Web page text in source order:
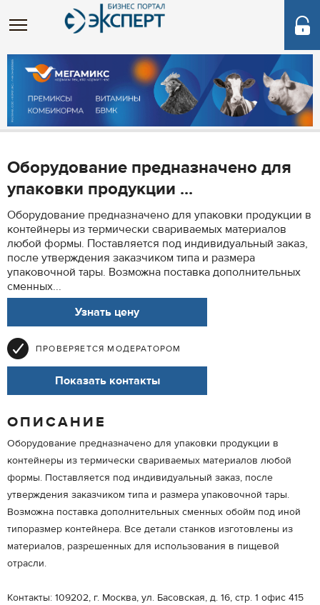
Оборудование предназначено для
упаковки продукции ...
Оборудование предназначено для упаковки продукции в
контейнеры из термически свариваемых материалов
любой формы. Поставляется под индивидуальный заказ,
после утверждения заказчиком типа и размера
упаковочной тары. Возможна поставка дополнительных
сменных...
Узнать цену
ПРОВЕРЯЕТСЯ МОДЕРАТОРОМ
Показать контакты
ОПИСАНИЕ
Оборудование предназначено для упаковки продукции в
контейнеры из термически свариваемых материалов любой
формы. Поставляется под индивидуальный заказ, после
утверждения заказчиком типа и размера упаковочной тары.
Возможна поставка дополнительных сменных обойм под иной
типоразмер контейнера. Все детали станков изготовлены из
материалов, разрешенных для использования в пищевой
отрасли.
Контакты: 109202, г. Москва, ул. Басовская, д. 16, стр. 1 офис 415